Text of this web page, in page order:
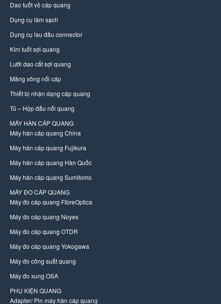
Dao tuốt vỏ cáp quang
Dụng cụ làm sạch
Dụng cụ lau đầu connector
Kìm tuốt sợi quang
Lưỡi dao cắt sợi quang
Măng xông nối cáp
Thiết bị nhận dạng cáp quang
Tủ – Hộp đấu nối quang
MÁY HÀN CÁP QUANG
Máy hàn cáp quang China
Máy hàn cáp quang Fujikura
Máy hàn cáp quang Hàn Quốc
Máy hàn cáp quang Sumitomo
MÁY ĐO CÁP QUANG
Máy đo cáp quang FibreOptica
Máy đo cáp quang Noyes
Máy đo cáp quang OTDR
Máy đo cáp quang Yokogawa
Máy đo công suất quang
Máy đo xung OSA
PHỤ KIỆN QUANG
Adapter/ Pin máy hàn cáp quang